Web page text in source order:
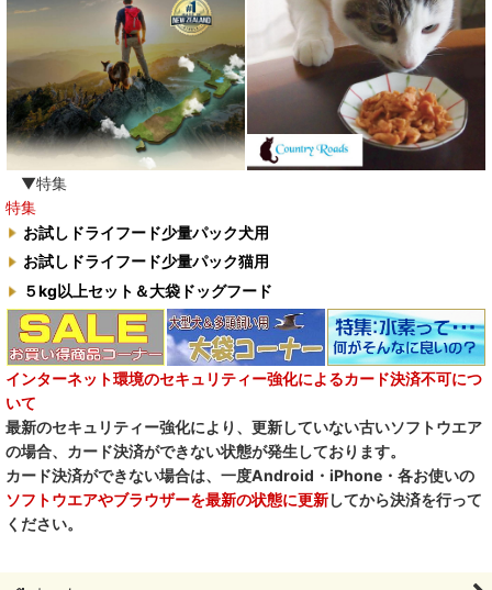
ナチュラル重曹 アイテム合同会社
水素シリーズ
臭わない袋BOS
自然流
M.Y Forest推奨品
フォルツァ10犬キャンペーン
一口笑 Ikkosho
デイリーディライト DAILY DELIGHT
RENA DOG レナドッグ
PetO’CERA ペットセラ
▼特集
特集
お試しドライフード少量パック犬用
お試しドライフード少量パック猫用
５kg以上セット＆大袋ドッグフード
インターネット環境のセキュリティー強化によるカード決済不可につ
いて
最新のセキュリティー強化により、更新していない古いソフトウエア
の場合、カード決済ができない状態が発生しております。
カード決済ができない場合は、一度Android・iPhone・各お使いの
ソフトウエアやブラウザーを最新の状態に更新してから決済を行って
ください。